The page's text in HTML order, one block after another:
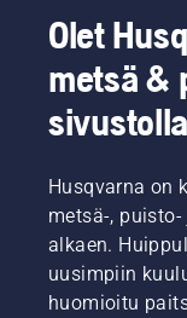
Olet
metsä &
sivustolla
Husqvarna on
metsä-,
alkaen.
uusimpiin
huomioitu